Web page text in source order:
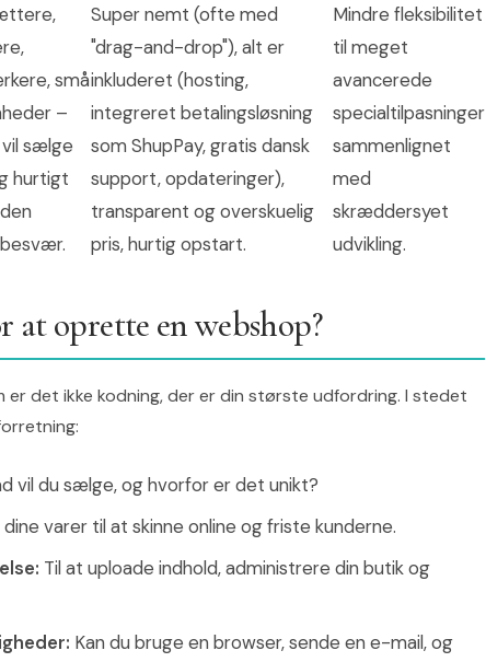
små
–
sælge
hurtigt
Super nemt (ofte med
"drag-and-drop"), alt er
inkluderet (hosting,
integreret betalingsløsning
som ShupPay, gratis dansk
support, opdateringer),
transparent og overskuelig
pris, hurtig opstart.
Mindre fleksibilitet
til meget
avancerede
specialtilpasninger
sammenlignet
med
skræddersyet
udvikling.
oprette en webshop?
det ikke kodning, der er din største udfordring. I stedet
vil du sælge, og hvorfor er det unikt?
dine varer til at skinne online og friste kunderne.
Til at uploade indhold, administrere din butik og
Kan du bruge en browser, sende en e-mail, og